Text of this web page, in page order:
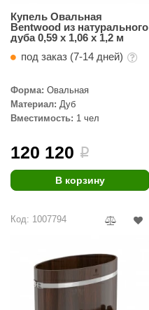
Купель Овальная
Bentwood из натурального
дуба 0,59 х 1,06 х 1,2 м
под заказ (7-14 дней)
Форма: Овальная
Материал: Дуб
Вместимость: 1 чел
120 120 i
В корзину
Код: 1007794